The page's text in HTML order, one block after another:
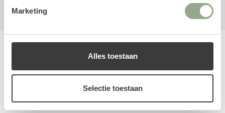
Marketing
Alles toestaan
Selectie toestaan